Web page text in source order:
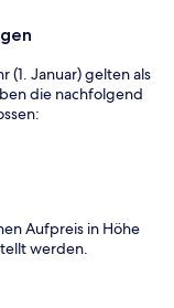
(1. Januar) gelten als
die nachfolgend
Aufpreis in Höhe
werden.